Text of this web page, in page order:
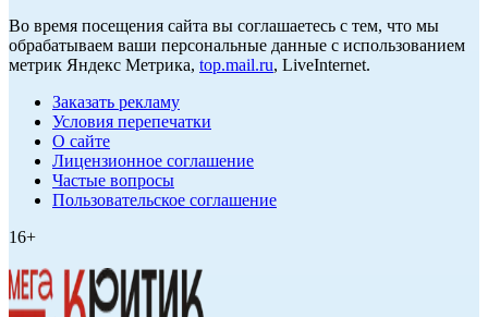
Во время посещения сайта вы соглашаетесь с тем, что мы
обрабатываем ваши персональные данные с использованием
метрик Яндекс Метрика, top.mail.ru, LiveInternet.
Заказать рекламу
Условия перепечатки
О сайте
Лицензионное соглашение
Частые вопросы
Пользовательское соглашение
16+